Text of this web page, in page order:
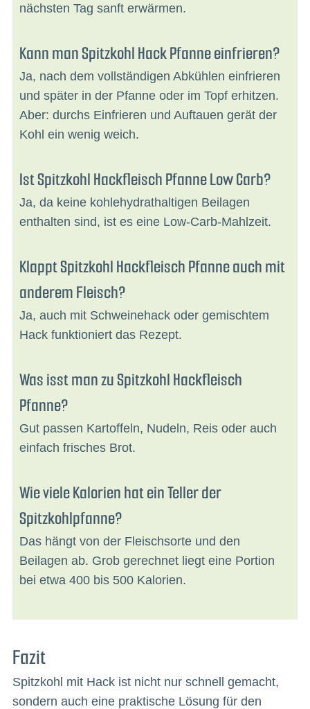
nächsten Tag sanft erwärmen.
Kann man Spitzkohl Hack Pfanne einfrieren?
Ja, nach dem vollständigen Abkühlen einfrieren
und später in der Pfanne oder im Topf erhitzen.
Aber: durchs Einfrieren und Auftauen gerät der
Kohl ein wenig weich.
Ist Spitzkohl Hackfleisch Pfanne Low Carb?
Ja, da keine kohlehydrathaltigen Beilagen
enthalten sind, ist es eine Low-Carb-Mahlzeit.
Klappt Spitzkohl Hackfleisch Pfanne auch mit
anderem Fleisch?
Ja, auch mit Schweinehack oder gemischtem
Hack funktioniert das Rezept.
Was isst man zu Spitzkohl Hackfleisch
Pfanne?
Gut passen Kartoffeln, Nudeln, Reis oder auch
einfach frisches Brot.
Wie viele Kalorien hat ein Teller der
Spitzkohlpfanne?
Das hängt von der Fleischsorte und den
Beilagen ab. Grob gerechnet liegt eine Portion
bei etwa 400 bis 500 Kalorien.
Fazit
Spitzkohl mit Hack ist nicht nur schnell gemacht,
sondern auch eine praktische Lösung für den